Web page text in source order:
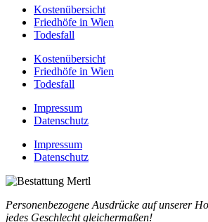
Kostenübersicht
Friedhöfe in Wien
Todesfall
Kostenübersicht
Friedhöfe in Wien
Todesfall
Impressum
Datenschutz
Impressum
Datenschutz
Personenbezogene Ausdrücke auf unserer
jedes Geschlecht gleichermaßen!